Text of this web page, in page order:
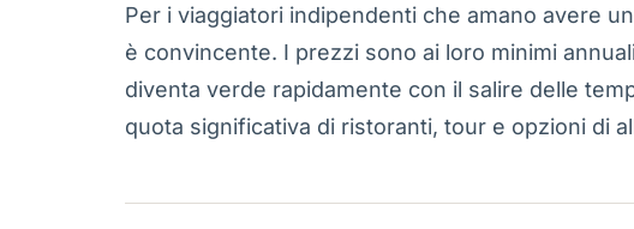
Per i viaggiatori indipendenti che amano avere
è convincente. I prezzi sono ai loro minimi
diventa verde rapidamente con il salire delle
quota significativa di ristoranti, tour e opzioni di